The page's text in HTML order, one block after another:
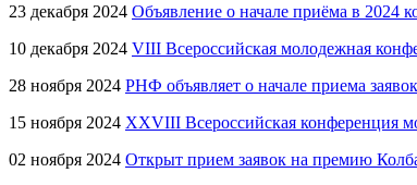
23 декабря 2024 Объявление о начале приёма в 2024
10 декабря 2024 VIII Всероссийская молодежная
28 ноября 2024 РНФ объявляет о начале приема
15 ноября 2024 XXVIII Всероссийская конференция
02 ноября 2024 Открыт прием заявок на премию